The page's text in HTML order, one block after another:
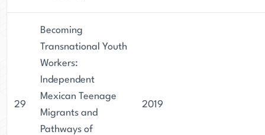
29
Becoming
Transnational Youth
Workers:
Independent
Mexican Teenage
Migrants and
Pathways of
2019